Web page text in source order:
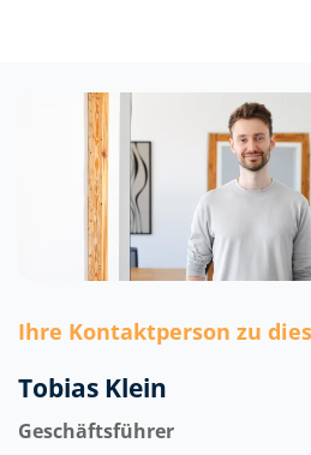
Ihre Kontaktperson zu
Tobias Klein
Geschäftsführer